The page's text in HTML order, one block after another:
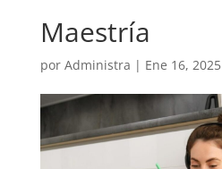
Maestría
por Administra | Ene 16, 2025